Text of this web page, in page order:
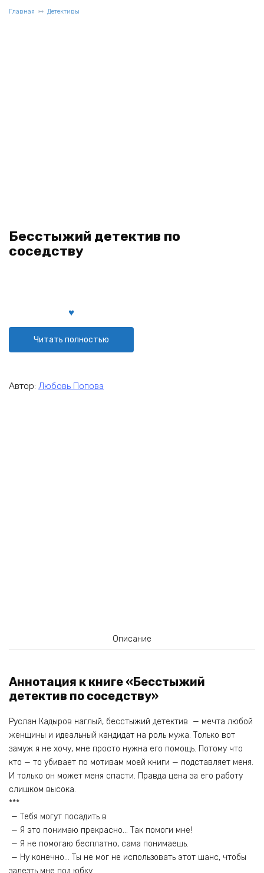
Главная Детективы
Бесстыжий детектив по
соседству
Читать полностью
Автор: Любовь Попова
Описание
Аннотация к книге «Бесстыжий
детектив по соседству»
Руслан Кадыров наглый, бесстыжий детектив — мечта любой
женщины и идеальный кандидат на роль мужа. Только вот
замуж я не хочу, мне просто нужна его помощь. Потому что
кто — то убивает по мотивам моей книги — подставляет меня.
И только он может меня спасти. Правда цена за его работу
слишком высока.
***
— Тебя могут посадить в
— Я это понимаю прекрасно… Так помоги мне!
— Я не помогаю бесплатно, сама понимаешь.
— Ну конечно… Ты не мог не использовать этот шанс, чтобы